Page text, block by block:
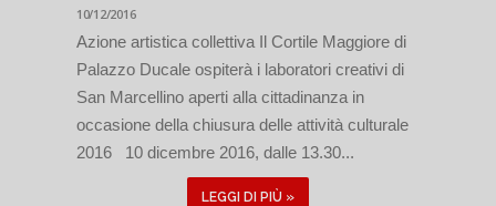
10/12/2016
Azione artistica collettiva Il Cortile Maggiore di
Palazzo Ducale ospiterà i laboratori creativi di
San Marcellino aperti alla cittadinanza in
occasione della chiusura delle attività culturale
2016 10 dicembre 2016, dalle 13.30...
LEGGI DI PIÙ »